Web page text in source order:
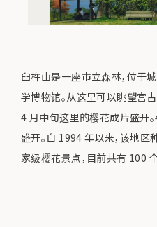
臼杵山是一座市立森林，位于
学博物馆。从这里可以眺望宫
4 月中旬这里的樱花成片盛开
盛开。自 1994 年以来，该地
家级樱花景点，目前共有 100